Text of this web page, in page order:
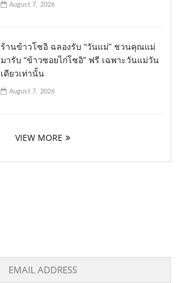
August 7, 2026
ร้านข้าวโซอิ ฉลองรับ “วันแม่” ชวนคุณแม่
มารับ “ข้าวซอยไก่โซอิ” ฟรี เฉพาะวันแม่วัน
เดียวเท่านั้น
August 7, 2026
VIEW MORE